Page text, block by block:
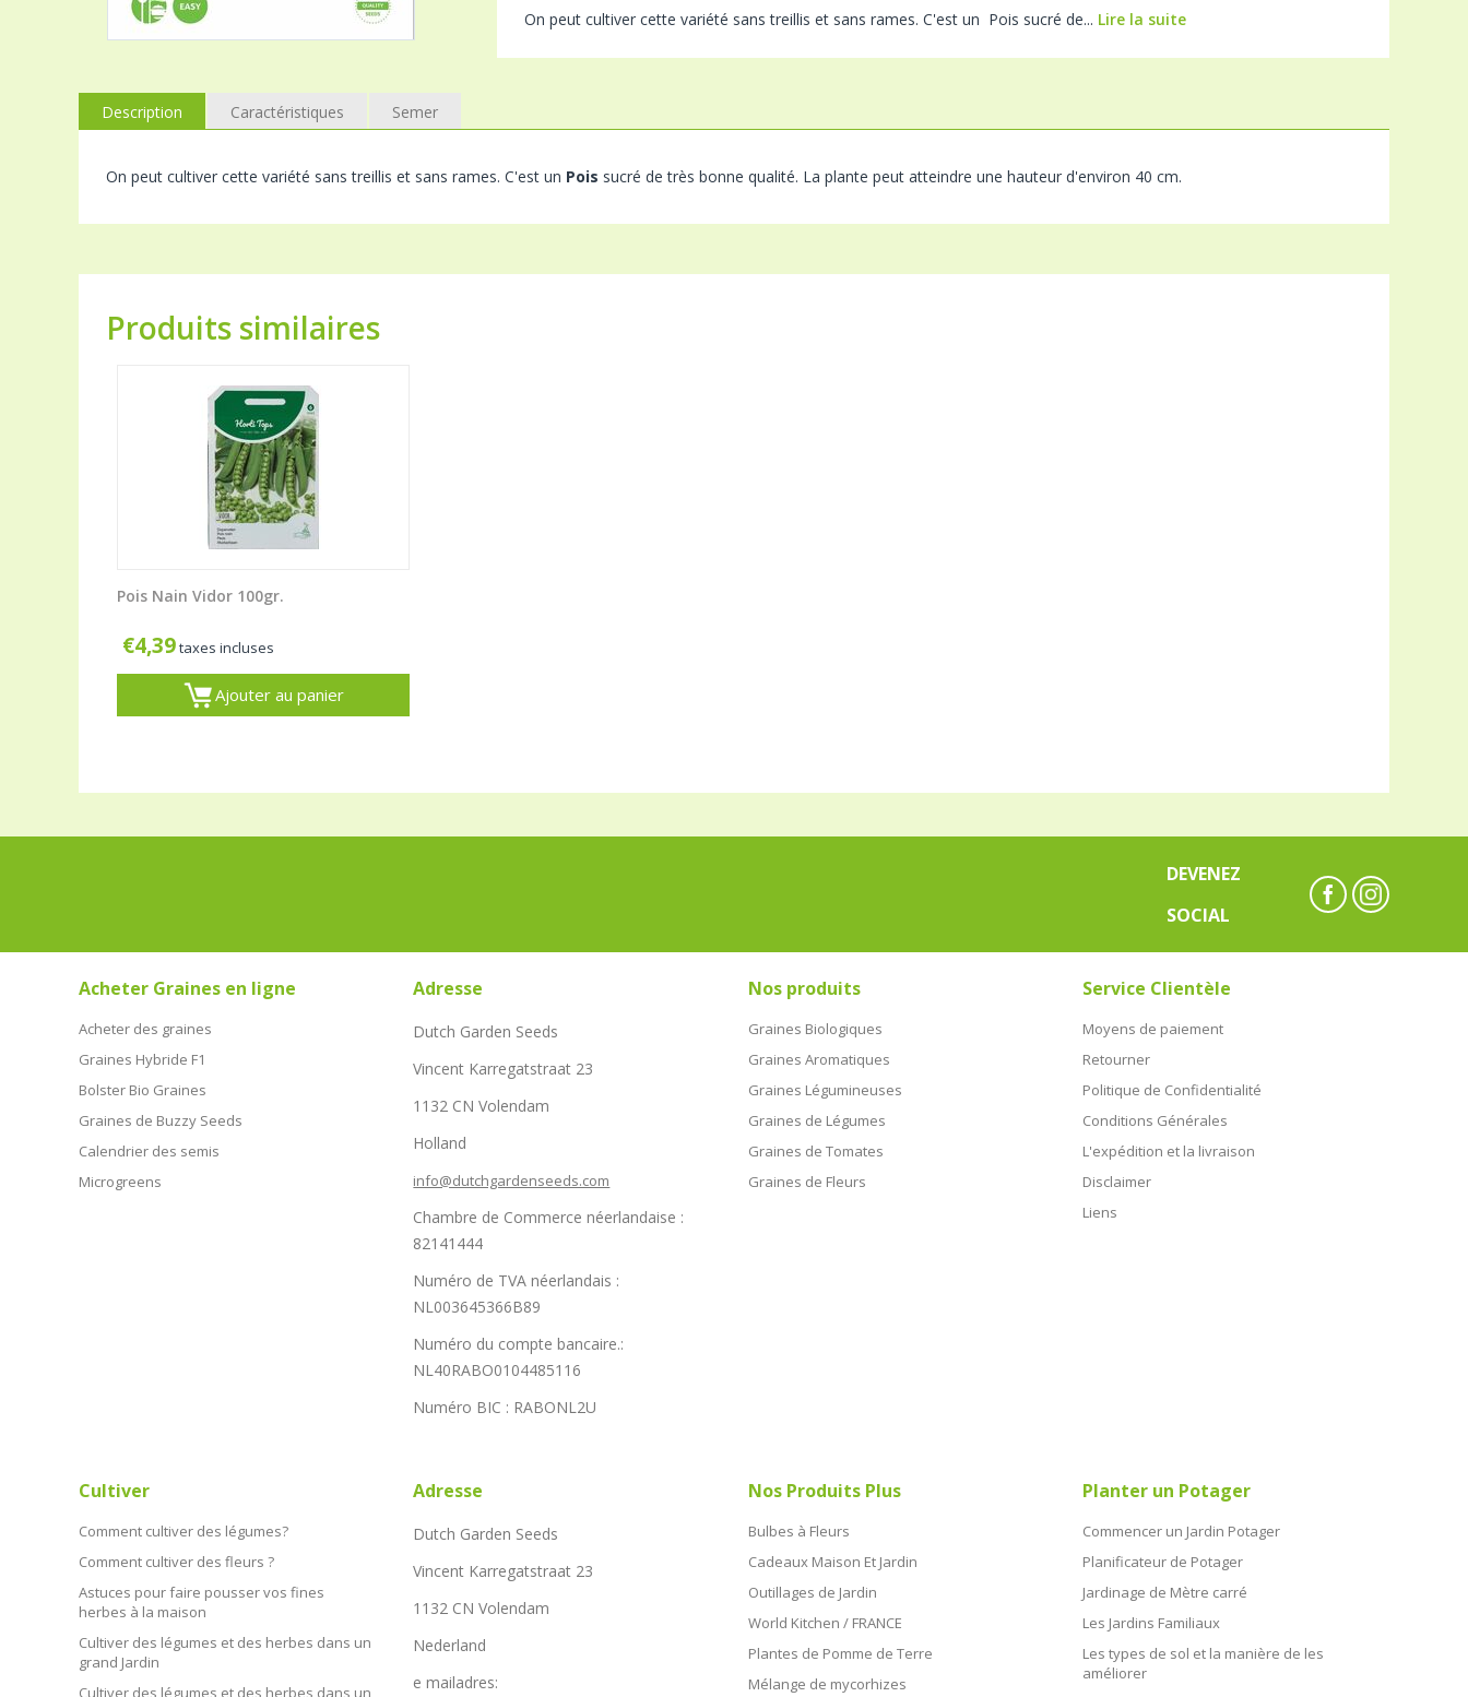
On peut cultiver cette variété sans treillis et sans rames. C'est un Pois sucré de... Lire la suite
Description Caractéristiques Semer
On peut cultiver cette variété sans treillis et sans rames. C'est un Pois sucré de très bonne qualité. La plante peut atteindre une hauteur d'environ 40 cm.
Produits similaires
Pois Nain Vidor 100gr.
€4,39taxes incluses
Ajouter au panier
DEVENEZ
SOCIAL
Acheter Graines en ligne
Acheter des graines
Graines Hybride F1
Bolster Bio Graines
Graines de Buzzy Seeds
Calendrier des semis
Microgreens
Adresse
Dutch Garden Seeds
Vincent Karregatstraat 23
1132 CN Volendam
Holland
info@dutchgardenseeds.com
Chambre de Commerce néerlandaise :
82141444
Numéro de TVA néerlandais :
NL003645366B89
Numéro du compte bancaire.:
NL40RABO0104485116
Numéro BIC : RABONL2U
Nos produits
Graines Biologiques
Graines Aromatiques
Graines Légumineuses
Graines de Légumes
Graines de Tomates
Graines de Fleurs
Service Clientèle
Moyens de paiement
Retourner
Politique de Confidentialité
Conditions Générales
L'expédition et la livraison
Disclaimer
Liens
Cultiver
Comment cultiver des légumes?
Comment cultiver des fleurs ?
Astuces pour faire pousser vos fines
herbes à la maison
Cultiver des légumes et des herbes dans un
grand Jardin
Cultiver des légumes et des herbes dans un
Adresse
Dutch Garden Seeds
Vincent Karregatstraat 23
1132 CN Volendam
Nederland
e mailadres:
Nos Produits Plus
Bulbes à Fleurs
Cadeaux Maison Et Jardin
Outillages de Jardin
World Kitchen / FRANCE
Plantes de Pomme de Terre
Mélange de mycorhizes
Planter un Potager
Commencer un Jardin Potager
Planificateur de Potager
Jardinage de Mètre carré
Les Jardins Familiaux
Les types de sol et la manière de les
améliorer